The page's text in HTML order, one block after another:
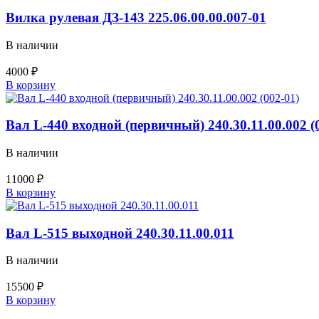
Вилка рулевая ДЗ-143 225.06.00.00.007-01
В наличии
4000 ₽
Количество
товара
рулевая
225.06.00.00.007-
В корзину
Вал L-440 входной (первичный) 240.30.11.00.002
В наличии
11000 ₽
Количество
товара
L-
440
входной
240.30.11.00.002
(002-
01)
В корзину
Вал L-515 выходной 240.30.11.00.011
В наличии
15500 ₽
Количество
В корзину